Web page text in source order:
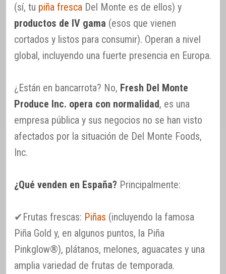
(sí, tu piña fresca Del Monte es de ellos) y
productos de IV gama (esos que vienen
cortados y listos para consumir). Operan a nivel
global, incluyendo una fuerte presencia en Europa.
¿Están en bancarrota? No, Fresh Del Monte
Produce Inc. opera con normalidad, es una
empresa pública y sus negocios no se han visto
afectados por la situación de Del Monte Foods,
Inc.
¿Qué venden en España? Principalmente:
✔Frutas frescas: Piñas (incluyendo la famosa
Piña Gold y, en algunos puntos, la Piña
Pinkglow®), plátanos, melones, aguacates y una
amplia variedad de frutas de temporada.